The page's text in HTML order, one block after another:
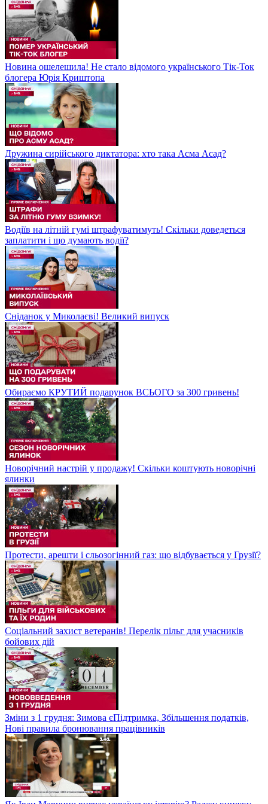
Новина ошелешила! Не стало відомого українського Тік-Ток
блогера Юрія Криштопа
Дружина сирійського диктатора: хто така Асма Асад?
Водіїв на літній гумі штрафуватимуть! Скільки доведеться
заплатити і що думають водії?
Сніданок у Миколаєві! Великий випуск
Обираємо КРУТИЙ подарунок ВСЬОГО за 300 гривень!
Новорічний настрій у продажу! Скільки коштують новорічні
ялинки
Протести, арешти і сльозогінний газ: що відбувається у Грузії?
Соціальний захист ветеранів! Перелік пільг для учасників
бойових дій
Зміни з 1 грудня: Зимова єПідтримка, Збільшення податків,
Нові правила бронювання працівників